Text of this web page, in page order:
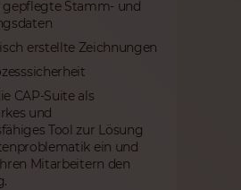
Stamm- und
erstellte Zeichnungen
CAP-Suite als
und
Tool zur Lösung
ein und
Mitarbeitern den